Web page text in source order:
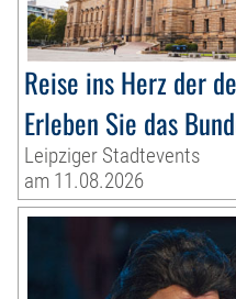
Reise ins Herz der
Erleben Sie das
Leipziger Stadtevents
am 11.08.2026